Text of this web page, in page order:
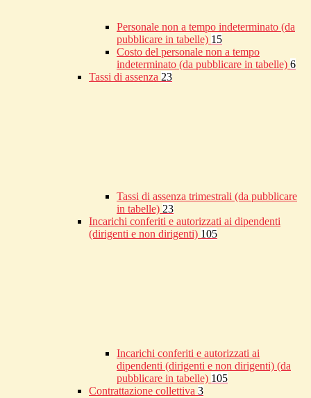
Personale non a tempo indeterminato (da
pubblicare in tabelle) 15
Costo del personale non a tempo
indeterminato (da pubblicare in tabelle) 6
Tassi di assenza 23
Tassi di assenza trimestrali (da pubblicare
in tabelle) 23
Incarichi conferiti e autorizzati ai dipendenti
(dirigenti e non dirigenti) 105
Incarichi conferiti e autorizzati ai
dipendenti (dirigenti e non dirigenti) (da
pubblicare in tabelle) 105
Contrattazione collettiva 3